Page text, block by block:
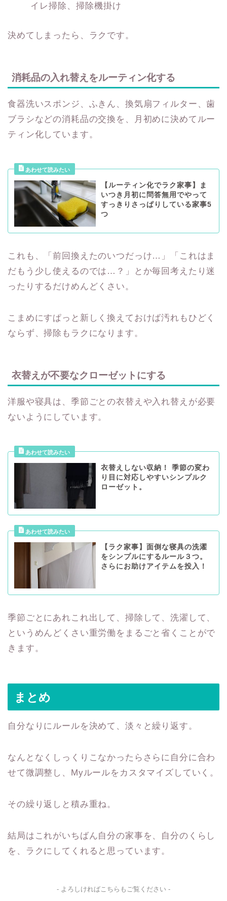
イレ掃除、掃除機掛け
決めてしまったら、ラクです。
消耗品の入れ替えをルーティン化する
食器洗いスポンジ、ふきん、換気扇フィルター、歯
ブラシなどの消耗品の交換を、月初めに決めてルー
ティン化しています。
【ルーティン化でラク家事】ま
いつき月初に問答無用でやって
すっきりさっぱりしている家事5
つ
これも、「前回換えたのいつだっけ…」「これはま
だもう少し使えるのでは…？」とか毎回考えたり迷
ったりするだけめんどくさい。
こまめにすぱっと新しく換えておけば汚れもひどく
ならず、掃除もラクになります。
衣替えが不要なクローゼットにする
洋服や寝具は、季節ごとの衣替えや入れ替えが必要
ないようにしています。
衣替えしない収納！ 季節の変わ
り目に対応しやすいシンプルク
ローゼット。
【ラク家事】面倒な寝具の洗濯
をシンプルにするルール３つ。
さらにお助けアイテムを投入！
季節ごとにあれこれ出して、掃除して、洗濯して、
というめんどくさい重労働をまるごと省くことがで
きます。
まとめ
自分なりにルールを決めて、淡々と繰り返す。
なんとなくしっくりこなかったらさらに自分に合わ
せて微調整し、Myルールをカスタマイズしていく。
その繰り返しと積み重ね。
結局はこれがいちばん自分の家事を、自分のくらし
を、ラクにしてくれると思っています。
- よろしければこちらもご覧ください -